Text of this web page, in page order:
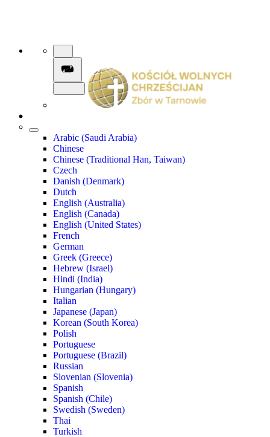
Arabic (Saudi Arabia)
Chinese
Chinese (Traditional Han, Taiwan)
Czech
Danish (Denmark)
Dutch
English (Australia)
English (Canada)
English (United States)
French
German
Greek (Greece)
Hebrew (Israel)
Hindi (India)
Hungarian (Hungary)
Italian
Japanese (Japan)
Korean (South Korea)
Polish
Portuguese
Portuguese (Brazil)
Russian
Slovenian (Slovenia)
Spanish
Spanish (Chile)
Swedish (Sweden)
Thai
Turkish